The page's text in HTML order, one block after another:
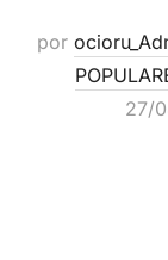
por
27/